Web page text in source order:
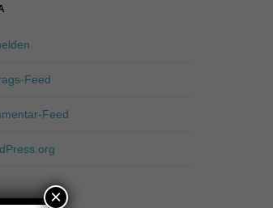
Feed
Feed
×